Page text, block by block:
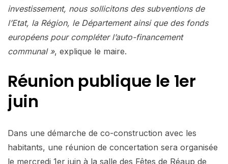
investissement, nous sollicitons des subventions de
l’Etat, la Région, le Département ainsi que des fonds
européens pour compléter l’auto-financement
communal », explique le maire.
Réunion publique le 1er
juin
Dans une démarche de co-construction avec les
habitants, une réunion de concertation sera organisée
le mercredi 1er juin à la salle des Fêtes de Réaup de